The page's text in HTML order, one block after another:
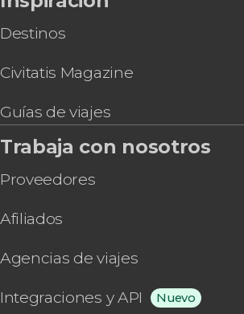
Destinos
Civitatis Magazine
Guías de viajes
Trabaja con nosotros
Proveedores
Afiliados
Agencias de viajes
Integraciones y API Nuevo